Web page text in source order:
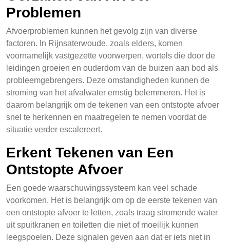
Problemen
Afvoerproblemen kunnen het gevolg zijn van diverse
factoren. In Rijnsaterwoude, zoals elders, komen
voornamelijk vastgezette voorwerpen, wortels die door de
leidingen groeien en ouderdom van de buizen aan bod als
probleemgebrengers. Deze omstandigheden kunnen de
stroming van het afvalwater ernstig belemmeren. Het is
daarom belangrijk om de tekenen van een ontstopte afvoer
snel te herkennen en maatregelen te nemen voordat de
situatie verder escalereert.
Erkent Tekenen van Een
Ontstopte Afvoer
Een goede waarschuwingssysteem kan veel schade
voorkomen. Het is belangrijk om op de eerste tekenen van
een ontstopte afvoer te letten, zoals traag stromende water
uit spuitkranen en toiletten die niet of moeilijk kunnen
leegspoelen. Deze signalen geven aan dat er iets niet in